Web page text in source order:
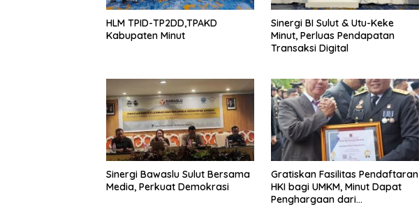
HLM TPID-TP2DD,TPAKD
Kabupaten Minut
Sinergi BI Sulut & Utu-Keke
Minut, Perluas Pendapatan
Transaksi Digital
Sinergi Bawaslu Sulut Bersama
Media, Perkuat Demokrasi
Gratiskan Fasilitas Pendaftaran
HKI bagi UMKM, Minut Dapat
Penghargaan dari